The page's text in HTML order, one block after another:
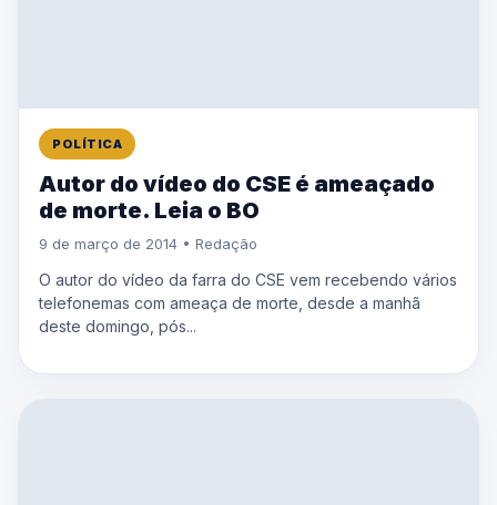
POLÍTICA
Autor do vídeo do CSE é ameaçado
de morte. Leia o BO
9 de março de 2014 • Redação
O autor do vídeo da farra do CSE vem recebendo vários
telefonemas com ameaça de morte, desde a manhã
deste domingo, pós...